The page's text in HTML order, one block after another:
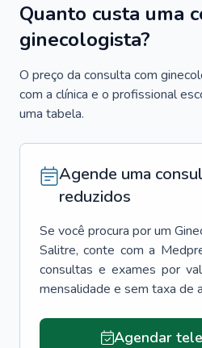
Quanto custa uma
ginecologista?
O preço da consulta com
com a clínica e o profissional
uma tabela.
Agende uma
reduzidos
Se você procura por um
Salitre, conte com a
consultas e exames por
mensalidade e sem taxa de
Agendar